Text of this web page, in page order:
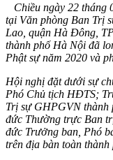
Chiều ngày 22 tháng
tại Văn phòng Ban Trị
Lao, quận Hà Đông,
thành phố Hà Nội đã
Phật sự năm 2020 và
Hội nghị đặt dưới sự
Phó Chủ tịch HĐTS;
Trị sự GHPGVN thành
đức Thường trực Ban
đức Trưởng ban, Phó
trên địa bàn toàn thành